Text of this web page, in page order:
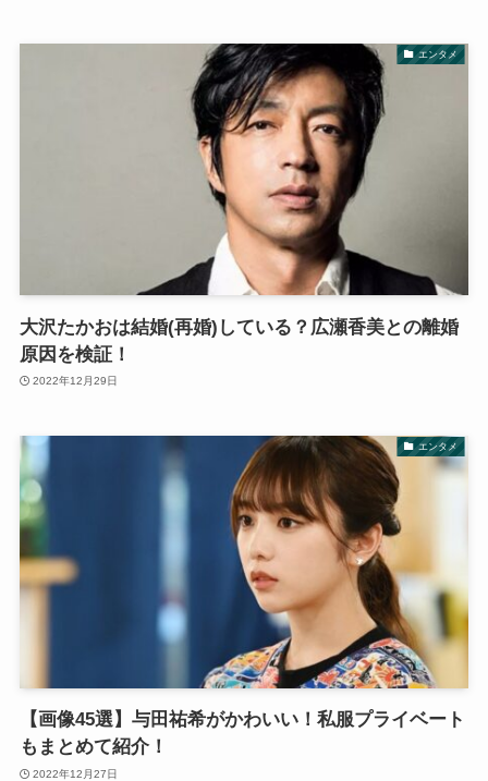
エンタメ
大沢たかおは結婚(再婚)している？広瀬香美との離婚
原因を検証！
2022年12月29日
エンタメ
【画像45選】与田祐希がかわいい！私服プライベート
もまとめて紹介！
2022年12月27日